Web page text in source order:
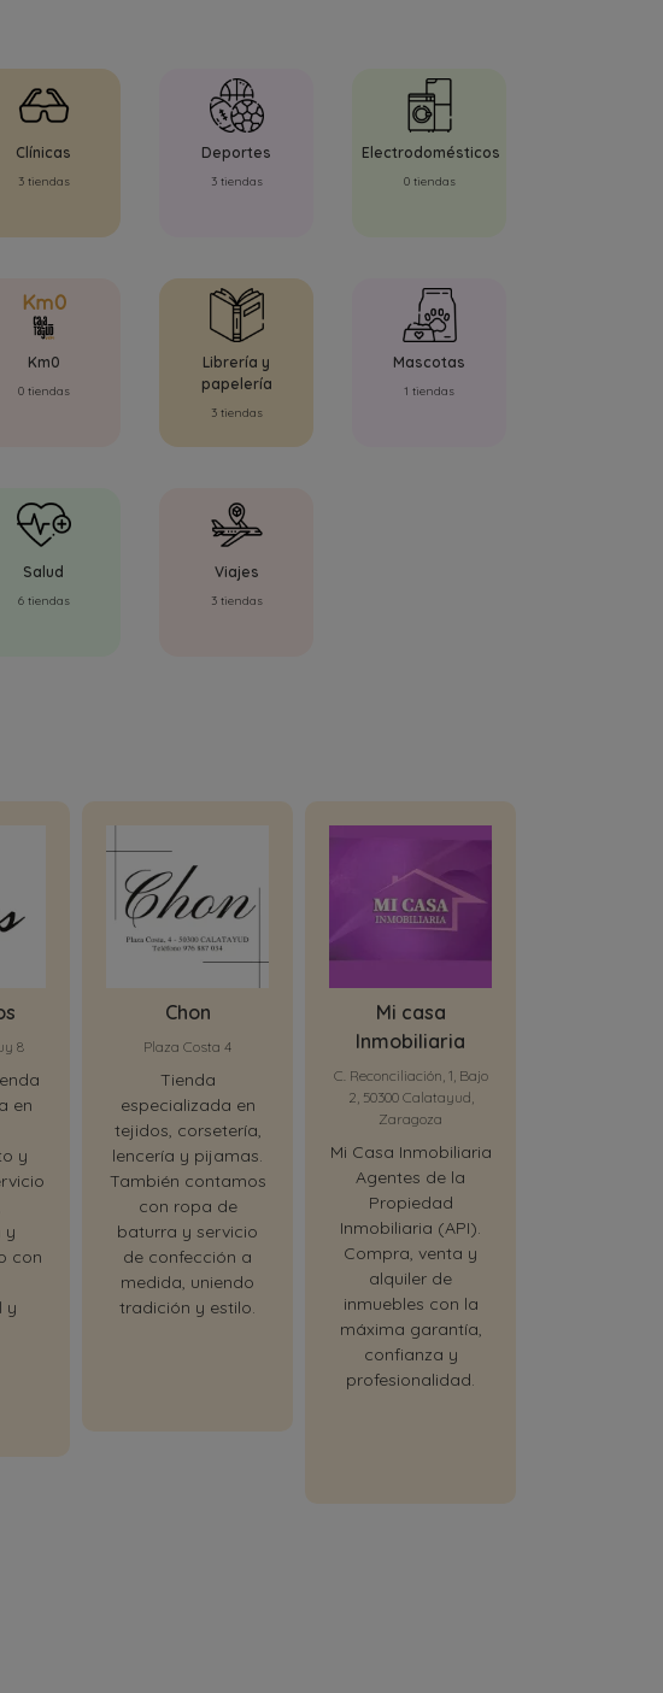
Clínicas
3 tiendas
Deportes
3 tiendas
Electrodomésticos
0 tiendas
Km0
0 tiendas
Librería y
papelería
3 tiendas
Mascotas
1 tiendas
Salud
6 tiendas
Viajes
3 tiendas
8
en
y
y
con
y
Chon
Plaza Costa 4
Tienda
especializada en
tejidos, corsetería,
lencería y pijamas.
También contamos
con ropa de
baturra y servicio
de confección a
medida, uniendo
tradición y estilo.
Mi casa
Inmobiliaria
C. Reconciliación, 1, Bajo
2, 50300 Calatayud,
Zaragoza
Mi Casa Inmobiliaria
Agentes de la
Propiedad
Inmobiliaria (API).
Compra, venta y
alquiler de
inmuebles con la
máxima garantía,
confianza y
profesionalidad.